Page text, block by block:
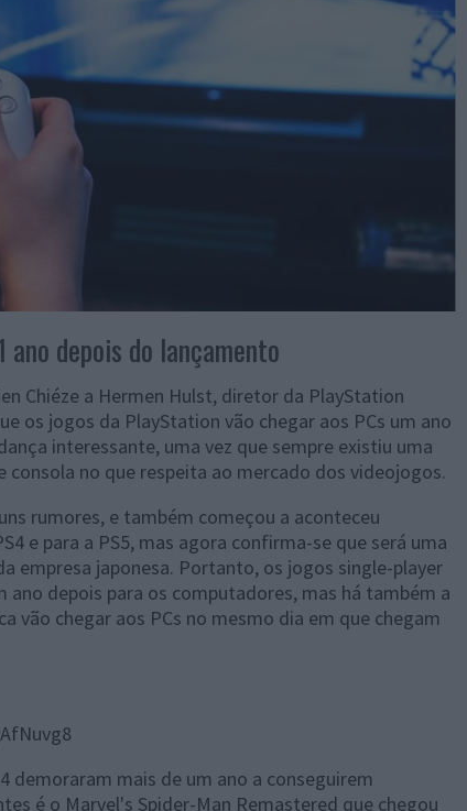
ano depois do lançamento
Chiéze a Hermen Hulst, diretor da PlayStation
os jogos da PlayStation vão chegar aos PCs um ano
interessante, uma vez que sempre existiu uma
no que respeita ao mercado dos videojogos.
rumores, e também começou a aconteceu
e para a PS5, mas agora confirma-se que será uma
empresa japonesa. Portanto, os jogos single-player
depois para os computadores, mas há também a
vão chegar aos PCs no mesmo dia em que chegam
demoraram mais de um ano a conseguirem
é o Marvel's Spider-Man Remastered que chegou